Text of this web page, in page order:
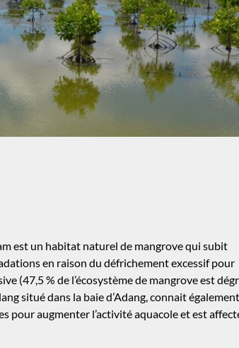
est un habitat naturel de mangrove qui subit
en raison du défrichement excessif pour
(47,5 % de l’écosystème de mangrove est
situé dans la baie d’Adang, connait
pour augmenter l’activité aquacole et est